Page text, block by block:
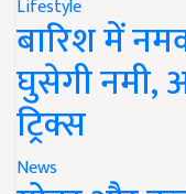
Lifestyle
बारिश में
घुसेगी नमी,
ट्रिक्स
News